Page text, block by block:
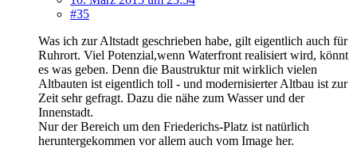
#35
Was ich zur Altstadt geschrieben habe, gilt eigentlich auch für
Ruhrort. Viel Potenzial,wenn Waterfront realisiert wird, könnt
es was geben. Denn die Baustruktur mit wirklich vielen
Altbauten ist eigentlich toll - und modernisierter Altbau ist zur
Zeit sehr gefragt. Dazu die nähe zum Wasser und der
Innenstadt.
Nur der Bereich um den Friederichs-Platz ist natürlich
heruntergekommen vor allem auch vom Image her.